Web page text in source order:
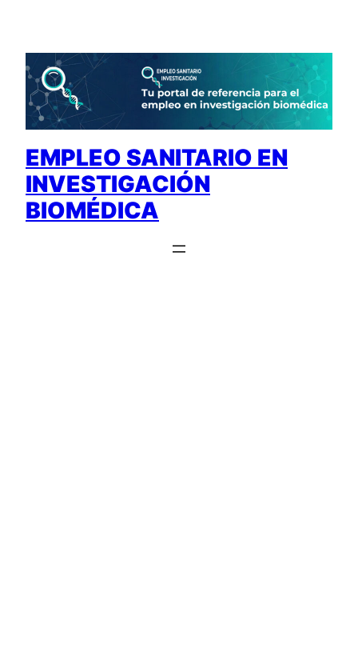
contenido
EMPLEO SANITARIO EN
INVESTIGACIÓN
BIOMÉDICA